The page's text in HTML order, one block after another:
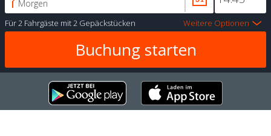
Morgen
Für2 Fahrgäste mit2 Gepäckstücken Weitere Optionen